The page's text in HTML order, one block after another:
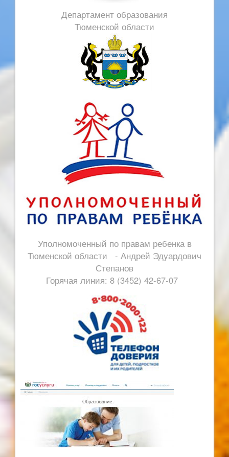
Департамент образования
Тюменской области
Уполномоченный по правам ребенка в
Тюменской области - Андрей Эдуардович
Степанов
Горячая линия: 8 (3452) 42-67-07